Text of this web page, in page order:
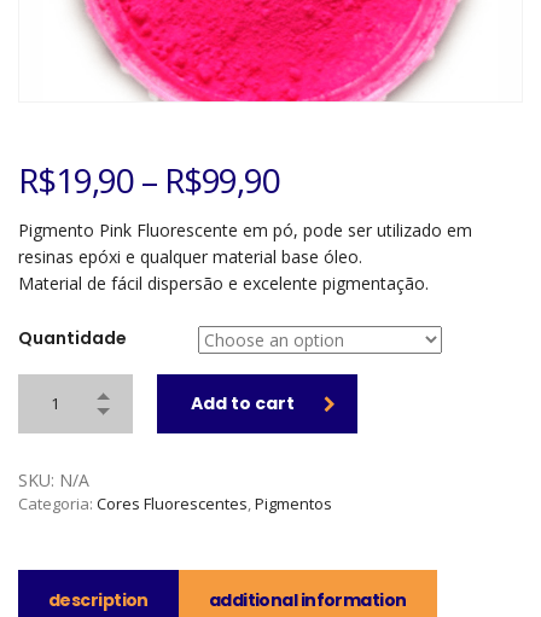
R$19,90– R$99,90
Pigmento Pink Fluorescente em pó, pode ser utilizado em
resinas epóxi e qualquer material base óleo.
Material de fácil dispersão e excelente pigmentação.
Quantidade
Add to cart
SKU: N/A
Categoria: Cores Fluorescentes,Pigmentos
description additional information